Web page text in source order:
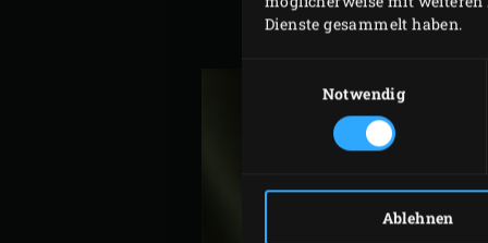
Dienste gesammelt haben.
Notwendig
Ablehnen
damit bestreichen. Die
mit der Frischhaltefolie